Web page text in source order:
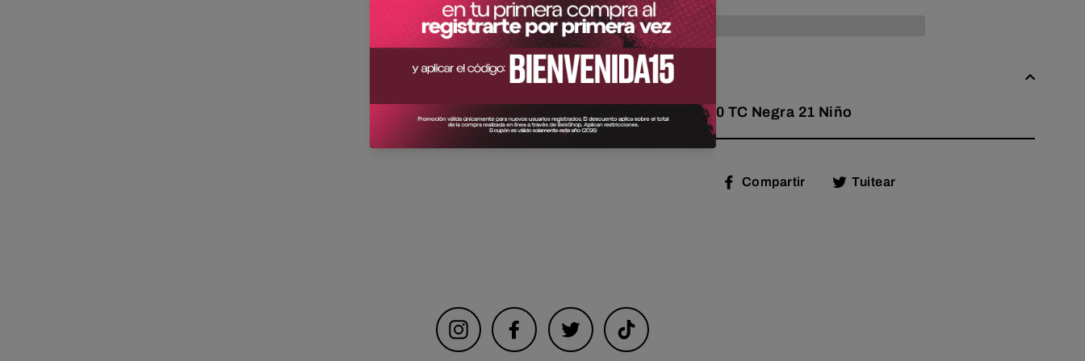
Descripción
Gorra Oficial 5950 TC Negra 21 Niño
Compartir
Compartir
Tuitear
Instagram Facebook Twitter TikTok